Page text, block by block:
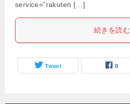
service=”rakuten […]
続きを読む
Tweet 0